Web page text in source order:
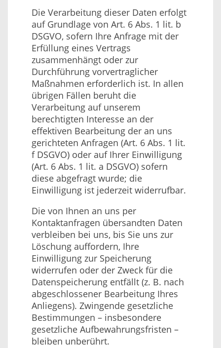
Die Verarbeitung dieser Daten erfolgt
auf Grundlage von Art. 6 Abs. 1 lit. b
DSGVO, sofern Ihre Anfrage mit der
Erfüllung eines Vertrags
zusammenhängt oder zur
Durchführung vorvertraglicher
Maßnahmen erforderlich ist. In allen
übrigen Fällen beruht die
Verarbeitung auf unserem
berechtigten Interesse an der
effektiven Bearbeitung der an uns
gerichteten Anfragen (Art. 6 Abs. 1 lit.
f DSGVO) oder auf Ihrer Einwilligung
(Art. 6 Abs. 1 lit. a DSGVO) sofern
diese abgefragt wurde; die
Einwilligung ist jederzeit widerrufbar.
Die von Ihnen an uns per
Kontaktanfragen übersandten Daten
verbleiben bei uns, bis Sie uns zur
Löschung auffordern, Ihre
Einwilligung zur Speicherung
widerrufen oder der Zweck für die
Datenspeicherung entfällt (z. B. nach
abgeschlossener Bearbeitung Ihres
Anliegens). Zwingende gesetzliche
Bestimmungen – insbesondere
gesetzliche Aufbewahrungsfristen –
bleiben unberührt.